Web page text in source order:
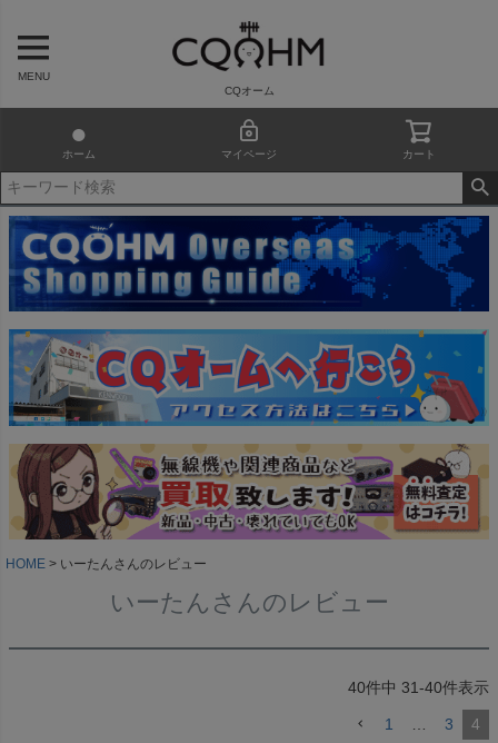
MENU
CQオーム
ホーム マイページ カート
HOME いーたんさんのレビュー
いーたんさんのレビュー
40件中 31-40件表示
1 3 4